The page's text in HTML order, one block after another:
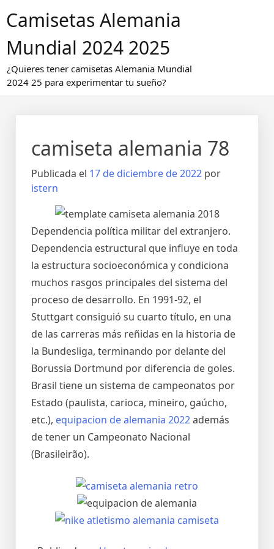
alCamisetas Alemania
Mundial 2024 2025
¿Quieres tener camisetas Alemania Mundial
2024 25 para experimentar tu sueño?
camiseta alemania 78
Publicada el 17 de diciembre de 2022 por
istern
Dependencia política militar del extranjero.
Dependencia estructural que influye en toda
la estructura socioeconómica y condiciona
muchos rasgos principales del sistema del
proceso de desarrollo. En 1991-92, el
Stuttgart consiguió su cuarto título, en una
de las carreras más reñidas en la historia de
la Bundesliga, terminando por delante del
Borussia Dortmund por diferencia de goles.
Brasil tiene un sistema de campeonatos por
Estado (paulista, carioca, mineiro, gaúcho,
etc.), equipacion de alemania 2022además
de tener un Campeonato Nacional
(Brasileirão).